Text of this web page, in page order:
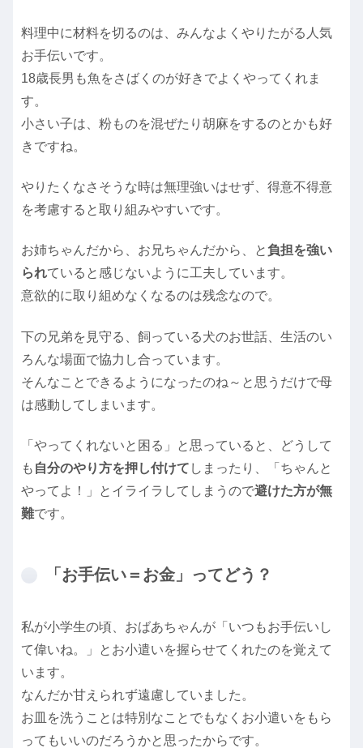
料理中に材料を切るのは、みんなよくやりたがる人気
お手伝いです。
18歳長男も魚をさばくのが好きでよくやってくれま
す。
小さい子は、粉ものを混ぜたり胡麻をするのとかも好
きですね。
やりたくなさそうな時は無理強いはせず、得意不得意
を考慮すると取り組みやすいです。
お姉ちゃんだから、お兄ちゃんだから、と負担を強い
られていると感じないように工夫しています。
意欲的に取り組めなくなるのは残念なので。
下の兄弟を見守る、飼っている犬のお世話、生活のい
ろんな場面で協力し合っています。
そんなことできるようになったのね～と思うだけで母
は感動してしまいます。
「やってくれないと困る」と思っていると、どうして
も 自分のやり方を押し付けて しまったり、「ちゃんと
やってよ！」とイライラしてしまうので避けた方が無
難です。
「お手伝い＝お金」ってどう？
私が小学生の頃、おばあちゃんが「いつもお手伝いし
て偉いね。」とお小遣いを握らせてくれたのを覚えて
います。
なんだか甘えられず遠慮していました。
お皿を洗うことは特別なことでもなくお小遣いをもら
ってもいいのだろうかと思ったからです。